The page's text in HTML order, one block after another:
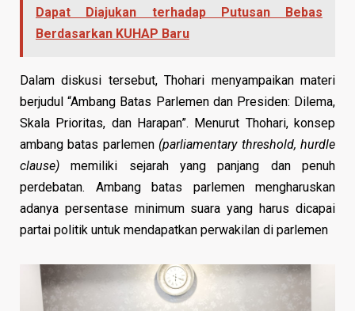
Dapat Diajukan terhadap Putusan Bebas
Berdasarkan KUHAP Baru
Dalam diskusi tersebut, Thohari menyampaikan materi
berjudul “Ambang Batas Parlemen dan Presiden: Dilema,
Skala Prioritas, dan Harapan”. Menurut Thohari, konsep
ambang batas parlemen (parliamentary threshold, hurdle
clause) memiliki sejarah yang panjang dan penuh
perdebatan. Ambang batas parlemen mengharuskan
adanya persentase minimum suara yang harus dicapai
partai politik untuk mendapatkan perwakilan di parlemen